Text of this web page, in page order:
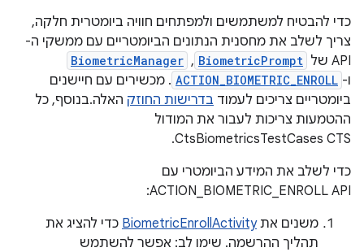
כדי להבטיח למשתמשים ולמפתחים חוויה ביומטרית חלקה,
צריך לשלב את מחסנית הנתונים הביומטריים עם ממשקי ה-
API של
BiometricPrompt
,‏
BiometricManager
ו- ACTION_BIOMETRIC_ENROLL . מכשירים עם חיישנים
ביומטריים צריכים לעמוד בדרישות החוזק האלה.בנוסף, כל
ההטמעות צריכות לעבור את המודול
CtsBiometricsTestCases CTS.
כדי לשלב את המידע הביומטרי עם
ACTION_BIOMETRIC_ENROLL API:
משנים אתBiometricEnrollActivity כדי להציג את
תהליך ההרשמה. שימו לב: אפשר להשתמש